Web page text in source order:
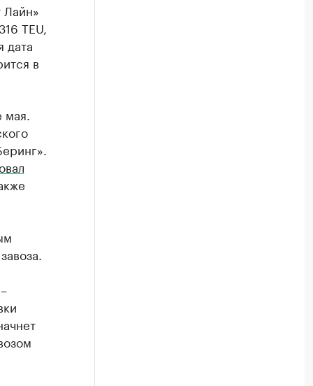
TEU,
дата
в